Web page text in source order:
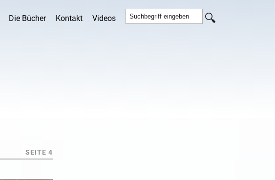
Die Bücher Kontakt Videos
SEITE 4